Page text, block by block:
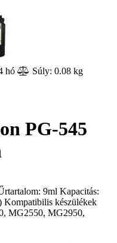
hó Súly: 0.08 kg
PG-545
9ml Kapacitás:
Kompatibilis készülékek
MG2550, MG2950,